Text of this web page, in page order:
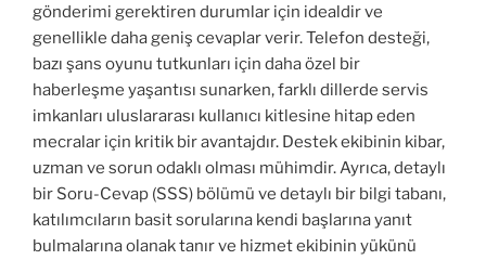
gönderimi gerektiren durumlar için idealdir ve
genellikle daha geniş cevaplar verir. Telefon desteği,
bazı şans oyunu tutkunları için daha özel bir
haberleşme yaşantısı sunarken, farklı dillerde servis
imkanları uluslararası kullanıcı kitlesine hitap eden
mecralar için kritik bir avantajdır. Destek ekibinin kibar,
uzman ve sorun odaklı olması mühimdir. Ayrıca, detaylı
bir Soru-Cevap (SSS) bölümü ve detaylı bir bilgi tabanı,
katılımcıların basit sorularına kendi başlarına yanıt
bulmalarına olanak tanır ve hizmet ekibinin yükünü